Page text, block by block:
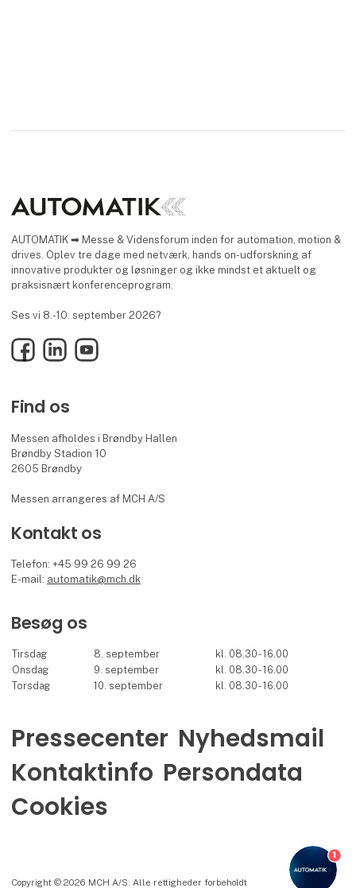
AUTOMATIK ➡ Messe & Vidensforum inden for automation, motion &
drives. Oplev tre dage med netværk, hands on-udforskning af
innovative produkter og løsninger og ikke mindst et aktuelt og
praksisnært konferenceprogram.
Ses vi 8.-10. september 2026?
FacebookLinkedInYouTube
Find os
Messen afholdes i Brøndby Hallen
Brøndby Stadion 10
2605 Brøndby
Messen arrangeres af MCH A/S
Kontakt os
Telefon: +45 99 26 99 26
E-mail: automatik@mch.dk
Besøg os
Tirsdag 8. september
kl. 08.30 - 16.00
Onsdag
9. september
kl. 08.30 - 16.00
Torsdag
10. september kl. 08.30 - 16.00
Pressecenter Nyhedsmail
Kontaktinfo Persondata
Cookies
Copyright © 2026 MCH A/S. Alle rettigheder forbeholdt
1